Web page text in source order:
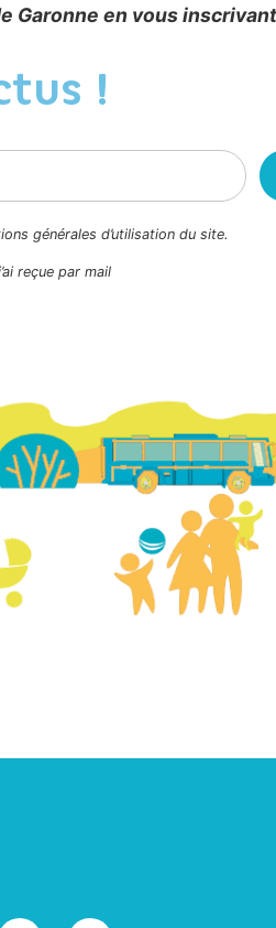
Garonne en vous
!
générales d’utilisation du site.
reçue par mail